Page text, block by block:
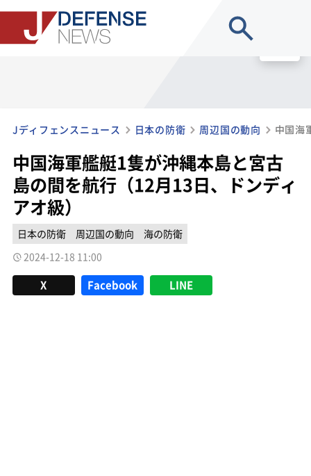
Jディフェンスニュース 日本の防衛 周辺国の動向
中国海軍艦艇1隻が沖縄本島と宮古
島の間を航行（12月13日、ドンディ
アオ級）
日本の防衛 周辺国の動向
海の防衛
2024-12-18 11:00
X Facebook LINE